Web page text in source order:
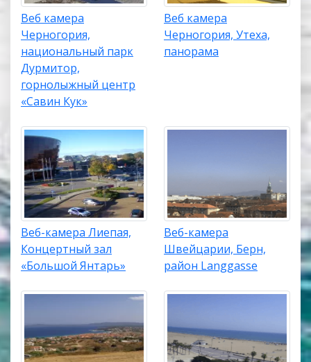
Веб камера
Черногория,
национальный парк
Дурмитор,
горнолыжный центр
«Савин Кук»
Веб камера
Черногория, Утеха,
панорама
Веб-камера Лиепая,
Концертный зал
«Большой Янтарь»
Веб-камера
Швейцарии, Берн,
район Langgasse